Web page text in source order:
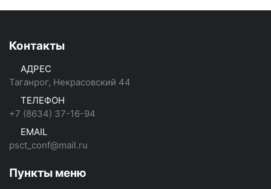
Контакты
АДРЕС
Таганрог, Некрасовский 44
ТЕЛЕФОН
+7 (8634) 37-16-94
EMAIL
psct_conf@mail.ru
Пункты меню